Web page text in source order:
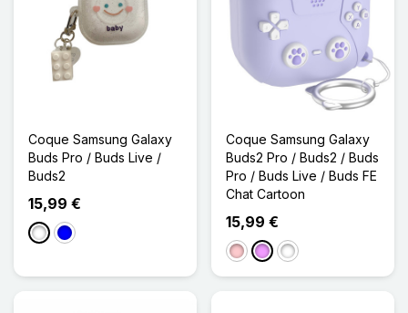
Coque Samsung Galaxy
Buds Pro / Buds Live /
Buds2
15,99 €
BlancBleu
Coque Samsung Galaxy
Buds2 Pro / Buds2 / Buds
Pro / Buds Live / Buds FE
Chat Cartoon
15,99 €
RoseViolet Clair
Gris Foncé